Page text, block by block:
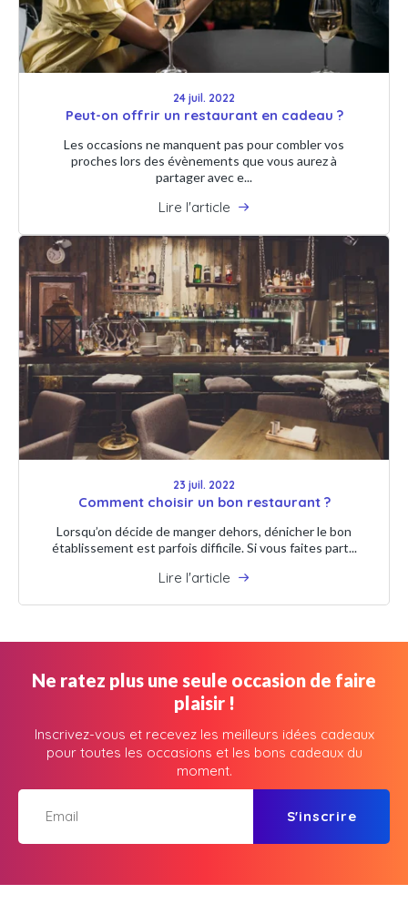
24 juil. 2022
Peut-on offrir un restaurant en cadeau ?
Les occasions ne manquent pas pour combler vos
proches lors des évènements que vous aurez à
partager avec e...
Lire l'article
23 juil. 2022
Comment choisir un bon restaurant ?
Lorsqu’on décide de manger dehors, dénicher le bon
établissement est parfois difficile. Si vous faites part...
Lire l'article
Ne ratez plus une seule occasion de faire
plaisir !
Inscrivez-vous et recevez les meilleurs idées cadeaux
pour toutes les occasions et les bons cadeaux du
moment.
S'inscrire